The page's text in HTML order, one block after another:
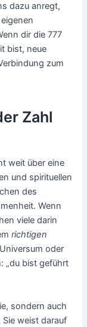
dazu anregt,
dir die 777
bist, neue
zum
Zahl
weit über eine
und spirituellen
des
Wenn
viele darin
richtigen
oder
„du bist geführt
sondern auch
weist darauf